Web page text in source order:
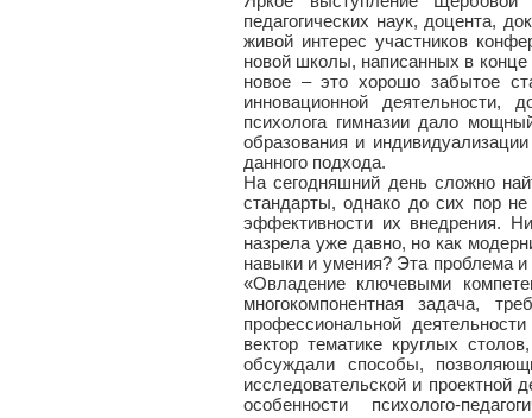
педагогических наук, доцента,
живой интерес участников
новой школы, написанных в конце
новое – это хорошо забытое
инновационной деятельности,
психолога гимназии дало
образования и
данного подхода.
На сегодняшний день сложно
стандарты, однако до сих пор
эффективности их внедрения.
назрела уже давно, но как
навыки и умения? Эта проблема
«Овладение ключевыми
многокомпонентная задача,
профессиональной
вектор тематике круглых
обсуждали способы,
исследовательской и проектной
особенности психолого-